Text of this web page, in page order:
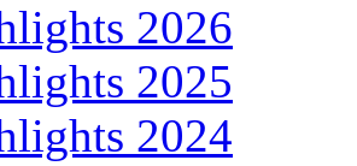
2026
2025
2024